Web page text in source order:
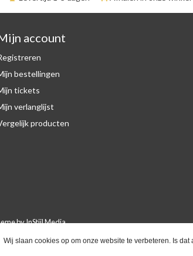
account
bestellingen
tickets
verlanglijst
producten
byInStijl Media
Wij slaan cookies op om onze website te verbeteren. Is dat